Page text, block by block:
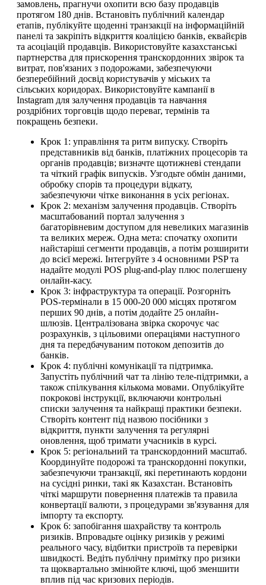
замовлень, прагнучи охопити всю базу продавців
протягом 180 днів. Встановіть публічний календар
етапів, публікуйте щоденні транзакції на інформаційній
панелі та закріпіть відкриття коаліцією банків, еквайєрів
та асоціацій продавців. Використовуйте казахстанські
партнерства для прискорення транскордонних звірок та
витрат, пов'язаних з подорожами, забезпечуючи
безперебійний досвід користувачів у міських та
сільських коридорах. Використовуйте кампанії в
Instagram для залучення продавців та навчання
роздрібних торговців щодо переваг, термінів та
покращень безпеки.
Крок 1: управління та ритм випуску. Створіть
представників від банків, платіжних процесорів та
органів продавців; визначте щотижневі стендапи
та чіткий графік випусків. Узгодьте обмін даними,
обробку спорів та процедури відкату,
забезпечуючи чітке виконання в усіх регіонах.
Крок 2: механізм залучення продавців. Створіть
масштабований портал залучення з
багаторівневим доступом для невеликих магазинів
та великих мереж. Одна мета: спочатку охопити
найстаріші сегменти продавців, а потім розширити
до всієї мережі. Інтегруйте з 4 основними PSP та
надайте модулі POS plug-and-play плюс полегшену
онлайн-касу.
Крок 3: інфраструктура та операції. Розгорніть
POS-термінали в 15 000-20 000 місцях протягом
перших 90 днів, а потім додайте 25 онлайн-
шлюзів. Централізована звірка скорочує час
розрахунків, з цільовими операціями наступного
дня та передбачуваним потоком депозитів до
банків.
Крок 4: публічні комунікації та підтримка.
Запустіть публічний чат та лінію теле-підтримки, а
також спілкування кількома мовами. Опублікуйте
покрокові інструкції, включаючи контрольні
списки залучення та найкращі практики безпеки.
Створіть контент під назвою посібники з
відкриття, пункти залучення та регулярні
оновлення, щоб тримати учасників в курсі.
Крок 5: регіональний та транскордонний масштаб.
Координуйте подорожі та транскордонні покупки,
забезпечуючи транзакції, які перетинають кордони
на сусідні ринки, такі як Казахстан. Встановіть
чіткі маршрути повернення платежів та правила
конвертації валюти, з процедурами зв'язування для
імпорту та експорту.
Крок 6: запобігання шахрайству та контроль
ризиків. Впровадьте оцінку ризиків у режимі
реального часу, відбитки пристроїв та перевірки
швидкості. Ведіть публічну примітку про ризики
та щоквартально змінюйте ключі, щоб зменшити
вплив під час кризових періодів.